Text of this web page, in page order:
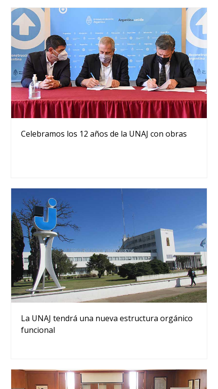
Celebramos los 12 años de la UNAJ con obras
La UNAJ tendrá una nueva estructura orgánico
funcional